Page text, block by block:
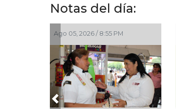
Notas del día:
Ago 05, 2026 / 8:55 PM
Previous